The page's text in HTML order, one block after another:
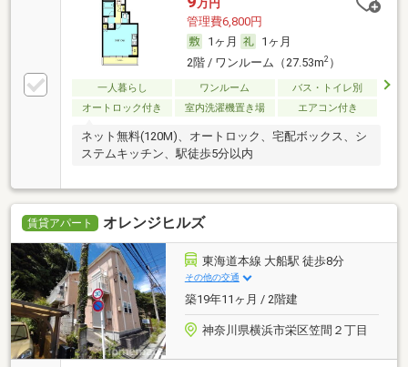
万円
管理費6,800円
1ヶ月
1ヶ月
2階 / ワンルーム（27.53m2）
一人暮らし ワンルーム
バス・トイレ別
オートロック付き
室内洗濯機置き場 エアコン付き
ネット無料(120M)、オートロック、宅配ボックス、シ
ステムキッチン、駅徒歩5分以内
賃貸アパート オレンジヒルズ
東海道本線 大船駅 徒歩8分
その他の交通
築19年11ヶ月 / 2階建
神奈川県横浜市栄区笠間２丁目